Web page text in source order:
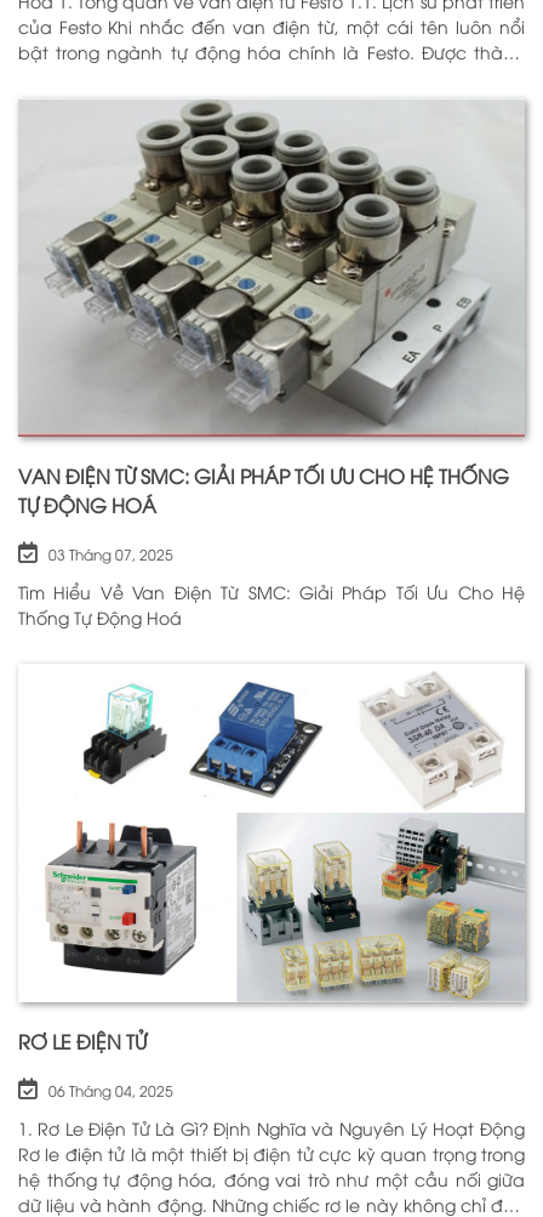
của Festo Khi nhắc đến van điện từ, một cái tên luôn nổi
bật trong ngành tự động hóa chính là Festo. Được thành
VAN ĐIỆN TỪ SMC: GIẢI PHÁP TỐI ƯU CHO HỆ THỐNG
TỰ ĐỘNG HOÁ
03 Tháng 07, 2025
Tìm Hiểu Về Van Điện Từ SMC: Giải Pháp Tối Ưu Cho Hệ
Thống Tự Động Hoá
RƠ LE ĐIỆN TỬ
06 Tháng 04, 2025
1. Rơ Le Điện Tử Là Gì? Định Nghĩa và Nguyên Lý Hoạt Động
Rơ le điện tử là một thiết bị điện tử cực kỳ quan trọng trong
hệ thống tự động hóa, đóng vai trò như một cầu nối giữa
dữ liệu và hành động. Những chiếc rơ le này không chỉ đơn